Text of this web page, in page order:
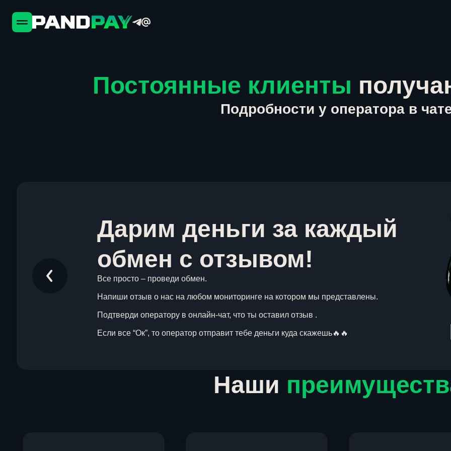
Постоянные клиенты
Подробности у оператора в
Дарим деньги за каждый
обмен с отзывом!
Все просто – проведи обмен.
Напиши отзыв о нас на любом мониторинге на котором мы представлены.
Подтверди оператору в онлайн-чат, что ты оставил отзыв .
Если все “Ок”, то оператор отправит тебе деньги куда скажешь🔥🔥
Наши